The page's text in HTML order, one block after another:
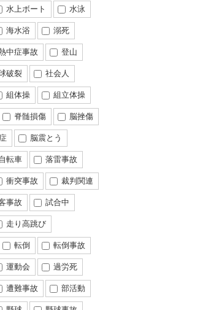
水上ボート
水泳
海水浴
溺死
中症事故
登山
破裂
社会人
組体操
組立体操
脊髄損傷
脳挫傷
脳震とう
転車
落雷事故
衝突事故
裁判関連
事故
試合中
走り高跳び
転倒
転倒事故
運動会
過労死
遭難事故
部活動